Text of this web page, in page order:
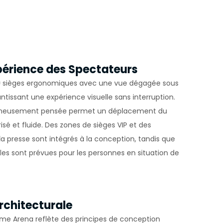
des Spectateurs
ergonomiques avec une vue dégagée sous
une expérience visuelle sans interruption.
pensée permet un déplacement du
et fluide. Des zones de sièges VIP et des
presse sont intégrés à la conception, tandis que
sont prévues pour les personnes en situation de
Arena reflète des principes de conception
siz
size